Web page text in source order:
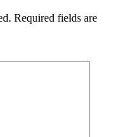
Required fields are